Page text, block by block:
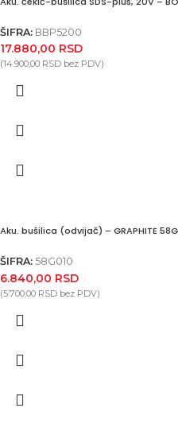
ŠIFRA: BBP5200
17.880,00 RSD
(14.900,00 RSD bez PDV)
Aku. bušilica (odvijač) – GRAPHITE
ŠIFRA: 58G010
6.840,00 RSD
(5.700,00 RSD bez PDV)